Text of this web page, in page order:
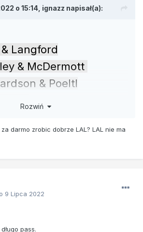
o 15:14, ignazz napisał(a):
Langford
& McDermott
& Poeltl
Rozwiń
darmo zrobic dobrze LAL? LAL nie ma
9 Lipca 2022
pass.